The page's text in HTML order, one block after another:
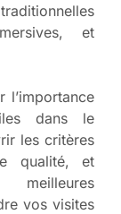
et
l’importance
dans le
les critères
qualité, et
meilleures
vos visites